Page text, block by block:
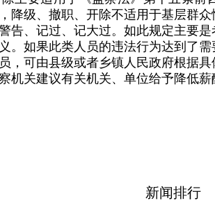
降级、撤职、开除不适用于基层群
告、记过、记大过。如此规定主要
。如果此类人员的违法行为达到了
，可由县级或者乡镇人民政府根据
机关建议有关机关、单位给予降低
新闻排行